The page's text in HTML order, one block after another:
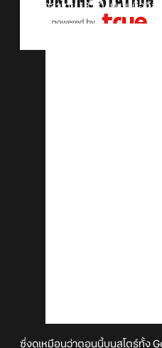
(หรือเวลาไทย 13:00 น.) บนมือถื
ซึ่งดูเหมือนว่าตอนนี้บนสโตร์ทั้ง